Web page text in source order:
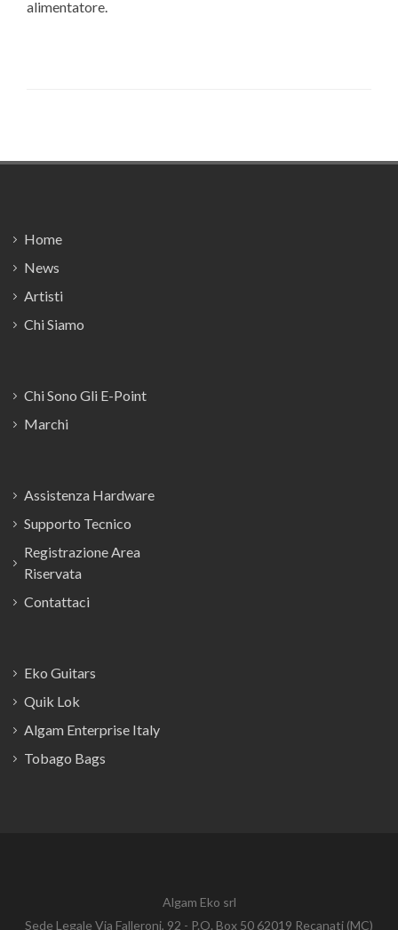
alimentatore.
Home
News
Artisti
Chi Siamo
Chi Sono Gli E-Point
Marchi
Assistenza Hardware
Supporto Tecnico
Registrazione Area
Riservata
Contattaci
Eko Guitars
Quik Lok
Algam Enterprise Italy
Tobago Bags
Algam Eko srl
Sede Legale Via Falleroni, 92 - P.O. Box 50 62019 Recanati (MC)